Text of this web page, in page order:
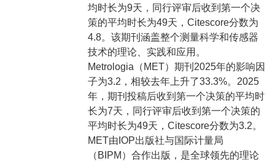
均时长为9天，同行评审后收到第一个决
策的平均时长为49天，Citescore分数为
4.8。该期刊涵盖整个测量科学和传感器
技术的理论、实践和应用。
Metrologia（MET）期刊2025年的影响因
子为3.2，相较去年上升了33.3%。2025
年，期刊投稿后收到第一个决策的平均时
长为7天，同行评审后收到第一个决策的
平均时长为49天，Citescore分数为3.2。
MET由IOP出版社与国际计量局
（BIPM）合作出版，是全球领先的理论